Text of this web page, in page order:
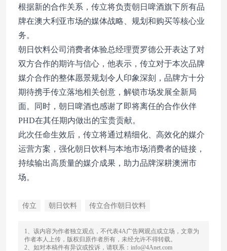
根据新的合作关系，传立将负责朝日啤酒旗下所有品
牌在澳大利亚市场的媒体战略、规划和购买等核心业
务。
朝日饮料公司消费者体验总经理贾罗德公开表达了对
双方合作的期许与信心，他表示，传立对于本次品牌
媒介合作的整体愿景规划令人印象深刻，品牌方十分
期待携手传立落地相关创意，解锁市场发展全新局
面。同时，朝日啤酒也感谢了即将离任的合作伙伴
PHD在其任期内做出的宝贵贡献。
此次任命生效后，传立将通过精细化、高效化的媒介
运营方案，强化朝日饮料与本地市场消费者的链接，
持续输出高质量的媒介成果，助力品牌深耕澳洲市
场。
传立 朝日饮料 传立合作朝日饮料
1、该内容为作者独立观点，不代表4A广告网观点或立场，文章为
作者本人上传，版权归原作者所有，未经允许不得转载。
2、如对本稿件有异议或投诉，请联系：info@4Anet.com